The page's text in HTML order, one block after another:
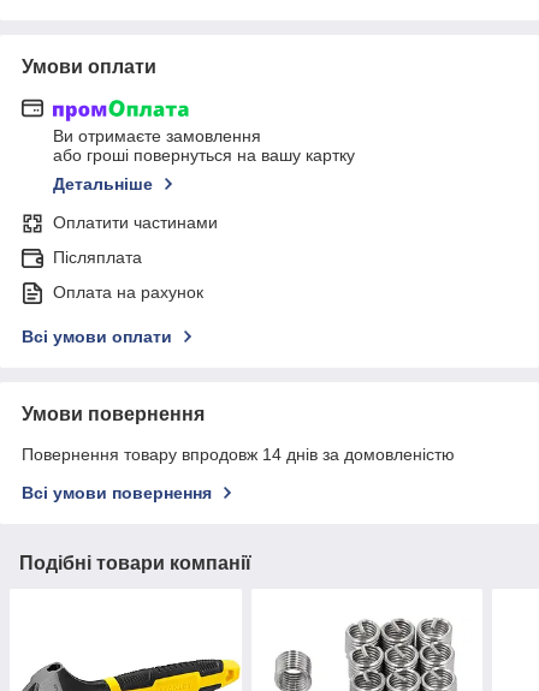
Умови оплати
Ви отримаєте замовлення
або гроші повернуться на вашу картку
Детальніше
Оплатити частинами
Післяплата
Оплата на рахунок
Всі умови оплати
Умови повернення
Повернення товару впродовж 14 днів за домовленістю
Всі умови повернення
Подібні товари компанії